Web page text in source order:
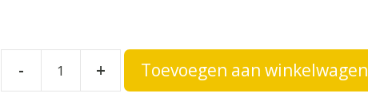
-
Pindakaas
naturel
+ Toevoegen aan winkelwagen